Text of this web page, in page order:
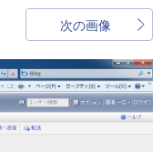
次の画像